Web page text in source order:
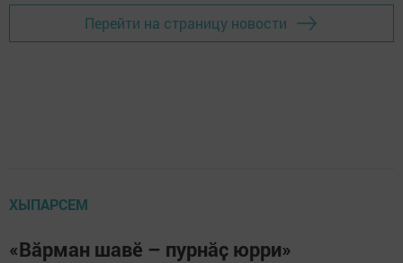
Перейти на страницу новости
ХЫПАРСЕМ
«Вӑрман шавӗ – пурнӑҫ юрри»